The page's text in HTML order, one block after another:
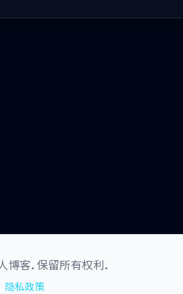
博客. 保留所有权利.
隐私政策